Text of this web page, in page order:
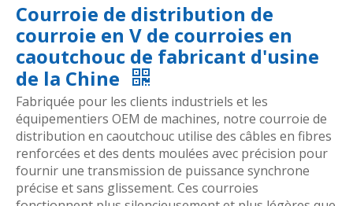
Courroie de distribution de
courroie en V de courroies en
caoutchouc de fabricant d'usine
de la Chine
Fabriquée pour les clients industriels et les
équipementiers OEM de machines, notre courroie de
distribution en caoutchouc utilise des câbles en fibres
renforcées et des dents moulées avec précision pour
fournir une transmission de puissance synchrone
précise et sans glissement. Ces courroies